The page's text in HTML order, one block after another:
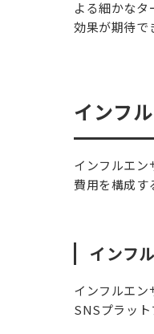
よる細かな
効果が期待で
インフ
インフルエン
費用を構成す
インフ
インフルエ
SNSプラット